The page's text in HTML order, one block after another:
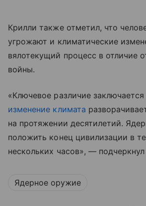
Крилли также отметил, что
угрожают и климатические
вялотекущий процесс в отличие
войны.
«Ключевое различие
изменение климата
на протяжении десятилетий.
положить конец цивилизации в
нескольких часов», —
Ядерное оружие